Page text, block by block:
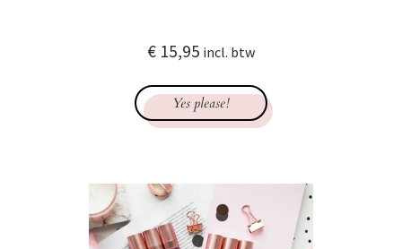
€ 15,95 incl. btw
Yes please!